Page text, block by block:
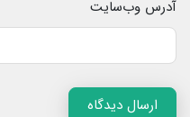
آدرس وب‌سایت
ارسال دیدگاه